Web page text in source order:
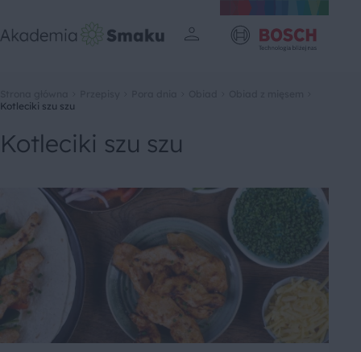
Kotleciki szu szu
Kotleciki szu szu